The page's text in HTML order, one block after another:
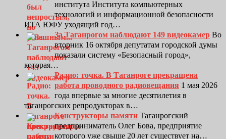
института Института компьютерных
технологий и информационной безопасности
ИТА ЮФУ уходящий год…
За Таганрогом наблюдают 149 видеокамер Во
вторник 16 октября депутатам городской думы
показали систему «Безопасный город»,
которая…
Радио: точка. В Таганроге прекращена
работа проводного радиовещания 1 мая 2026
года впервые за многие десятилетия в
таганрогских репродукторах в…
Конструкторы памяти Таганрогский
предприниматель Олег Бова, предприятие
которого уже свыше 20 лет существует на…